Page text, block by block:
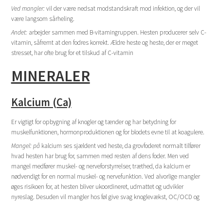
Ved mangler:vil der være nedsat modstandskraft mod infektion, og der vil
være langsom sårheling.
Andet:arbejder sammen med B-vitamingruppen. Hesten producerer selv C-
vitamin, såfremt at den fodres korrekt. Ældre heste og heste, der er meget
stresset, har ofte brug for et tilskud af C-vitamin
MINERALER
Kalcium (Ca)
Er vigtigt for opbygning af knogler og tænder og har betydning for
muskelfunktionen, hormonproduktionen og for blodets evne til at koagulere.
Mangel: påkalcium ses sjældent ved heste, da grovfoderet normalt tilfører
hvad hesten har brug for, sammen med resten af dens foder. Men ved
mangel medfører muskel- og nerveforstyrrelser, træthed, da kalcium er
nødvendigt for en normal muskel- og nervefunktion. Ved alvorlige mangler
øges risikoen for, at hesten bliver ukoordineret, udmattet og udvikler
nyreslag. Desuden vil mangler hos føl give svag knoglevækst, OC/OCD og